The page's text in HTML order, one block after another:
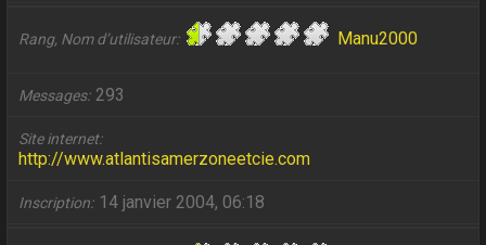
Rang, Nom d’utilisateur Manu2000
Messages 293
Site internet
http://www.atlantisamerzoneetcie.com
Inscription 14 janvier 2004, 06:18